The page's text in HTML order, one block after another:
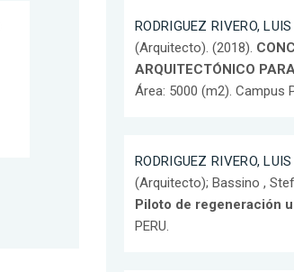
RODRIGUEZ RIVERO,
(Arquitecto). (2018).
ARQUITECTÓNICO
Área: 5000 (m2). Campus
RODRIGUEZ RIVERO,
(Arquitecto); Bassino ,
Piloto de regeneración
PERU.